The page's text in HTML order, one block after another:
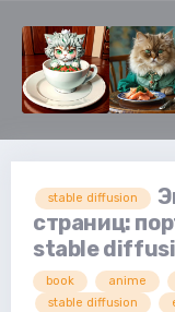
stable diffusion
страниц:
stable
book anime
stable diffusion